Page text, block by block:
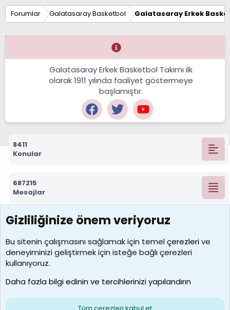
Forumlar Galatasaray Basketbol Galatasaray Erkek
Galatasaray Erkek Basketbol Takımı ilk
olarak 1911 yılında faaliyet göstermeye
başlamıştır.
8411
Konular
687215
Mesajlar
7388
Kullanıcılar
borabekirogluu
Son üye
Çerezler
Gizliliğinize önem veriyoruz
Bu sitenin çalışmasını sağlamak için temelçerezlerive
deneyiminizi geliştirmek için isteğe bağlı çerezleri
kullanıyoruz.
Daha fazla bilgi edinin ve tercihlerinizi yapılandırın
Tüm çerezleri kabul et